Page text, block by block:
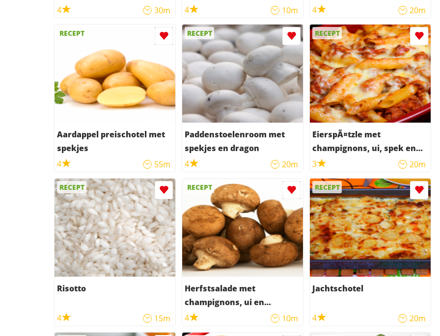
4 30m
4
10m 4 20m
RECEPT
Aardappel preischotel met
spekjes
4
55m
RECEPT
Paddenstoelenroom met
spekjes en dragon
4
20m
RECEPT
EierspÃ¤tzle met
champignons, ui, spek en
kaas
3 20m
RECEPT
Risotto
4 15m
RECEPT
Herfstsalade met
champignons, ui en
gerookte spekreepjes
4 10m
RECEPT
Jachtschotel
4 20m